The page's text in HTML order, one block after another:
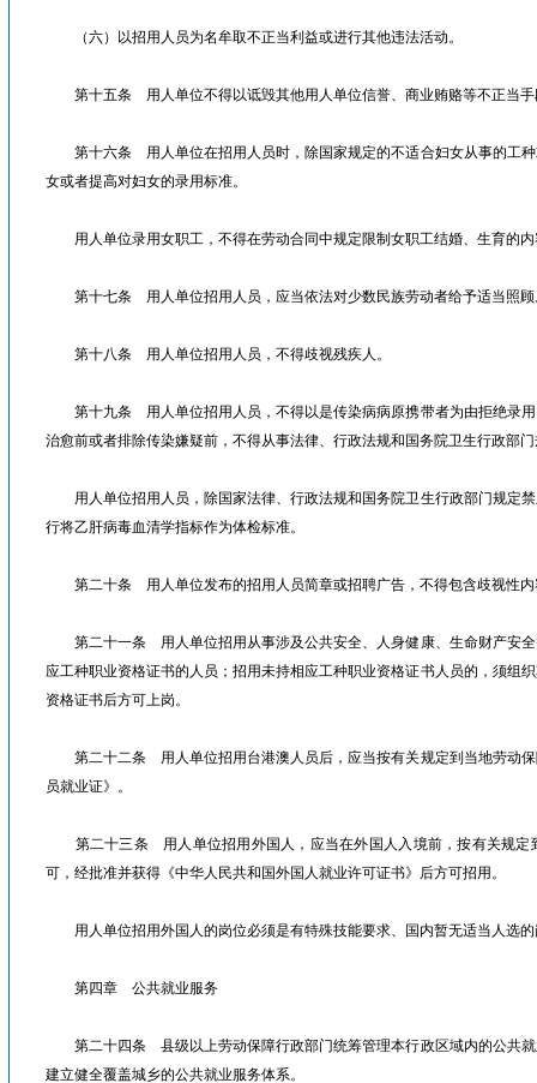
（六）以招用人员为名牟取不正当利益或进行其他违法活动。
第十五条 用人单位不得以诋毁其他用人单位信誉、商业贿赂等不正当手
第十六条 用人单位在招用人员时，除国家规定的不适合妇女从事的工种
女或者提高对妇女的录用标准。
用人单位录用女职工，不得在劳动合同中规定限制女职工结婚、生育的内
第十七条 用人单位招用人员，应当依法对少数民族劳动者给予适当照顾
第十八条 用人单位招用人员，不得歧视残疾人。
第十九条 用人单位招用人员，不得以是传染病病原携带者为由拒绝录用
治愈前或者排除传染嫌疑前，不得从事法律、行政法规和国务院卫生行政部
用人单位招用人员，除国家法律、行政法规和国务院卫生行政部门规定禁
行将乙肝病毒血清学指标作为体检标准。
第二十条 用人单位发布的招用人员简章或招聘广告，不得包含歧视性内
第二十一条 用人单位招用从事涉及公共安全、人身健康、生命财产安全
应工种职业资格证书的人员；招用未持相应工种职业资格证书人员的，须组
资格证书后方可上岗。
第二十二条 用人单位招用台港澳人员后，应当按有关规定到当地劳动保
员就业证》。
第二十三条 用人单位招用外国人，应当在外国人入境前，按有关规定
可，经批准并获得《中华人民共和国外国人就业许可证书》后方可招用。
用人单位招用外国人的岗位必须是有特殊技能要求、国内暂无适当人选的
第四章 公共就业服务
第二十四条 县级以上劳动保障行政部门统筹管理本行政区域内的公共就
建立健全覆盖城乡的公共就业服务体系。